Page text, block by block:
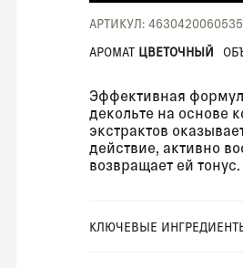
АРТИКУЛ: 4630420060535
АРОМАТ ЦВЕТОЧНЫЙ
Эффективная
декольте на основе
экстрактов
действие, активно
возвращает ей тонус.
КЛЮЧЕВЫЕ